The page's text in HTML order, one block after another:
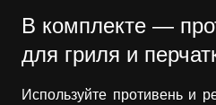
В комплекте —
для гриля и
Используйте противень и